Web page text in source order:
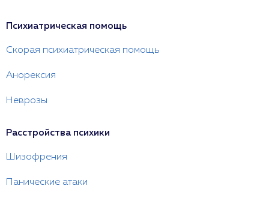
Психиатрическая помощь
Скорая психиатрическая помощь
Анорексия
Неврозы
Расстройства психики
Шизофрения
Панические атаки